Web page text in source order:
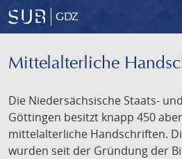
GDZ
Mittelalterliche
Die Niedersächsische Staats-
Göttingen besitzt knapp 450
mittelalterliche Handschriften.
wurden seit der Gründung der